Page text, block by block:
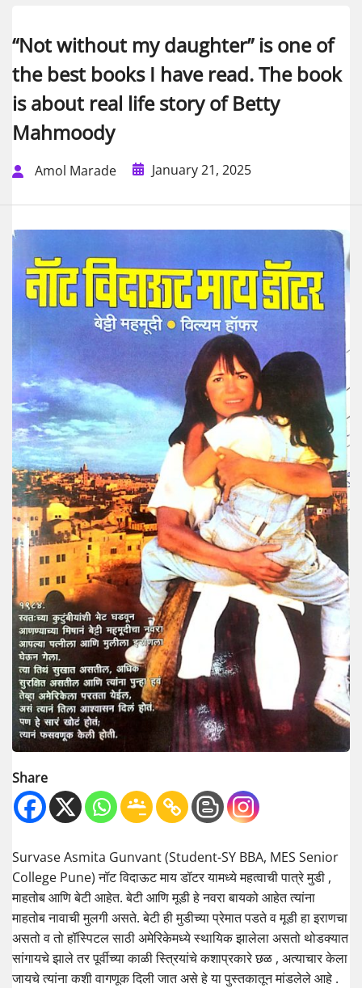
“Not without my daughter” is one of
the best books I have read. The book
is about real life story of Betty
Mahmoody
Amol Marade January 21, 2025
Share
Survase Asmita Gunvant (Student-SY BBA, MES Senior
College Pune) नॉट विदाऊट माय डॉटर यामध्ये महत्वाची पात्रे मुडी ,
माहतोब आणि बेटी आहेत. बेटी आणि मूडी हे नवरा बायको आहेत त्यांना
माहतोब नावाची मुलगी असते. बेटी ही मुडीच्या प्रेमात पडते व मूडी हा इराणचा
असतो व तो हॉस्पिटल साठी अमेरिकेमध्ये स्थायिक झालेला असतो थोडक्यात
सांगायचे झाले तर पूर्वीच्या काळी स्त्रियांचे कशाप्रकारे छळ , अत्याचार केला
जायचे त्यांना कशी वागणूक दिली जात असे हे या पुस्तकातून मांडलेले आहे .